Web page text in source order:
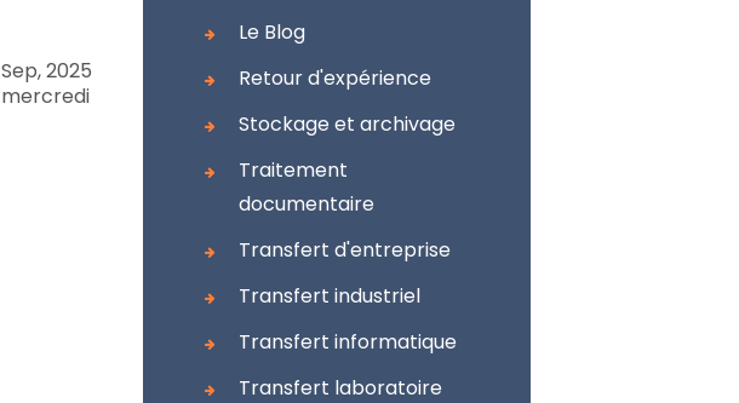
Sep, 2025
mercredi
Le Blog
Retour d'expérience
Stockage et archivage
Traitement
documentaire
Transfert d'entreprise
Transfert industriel
Transfert informatique
Transfert laboratoire